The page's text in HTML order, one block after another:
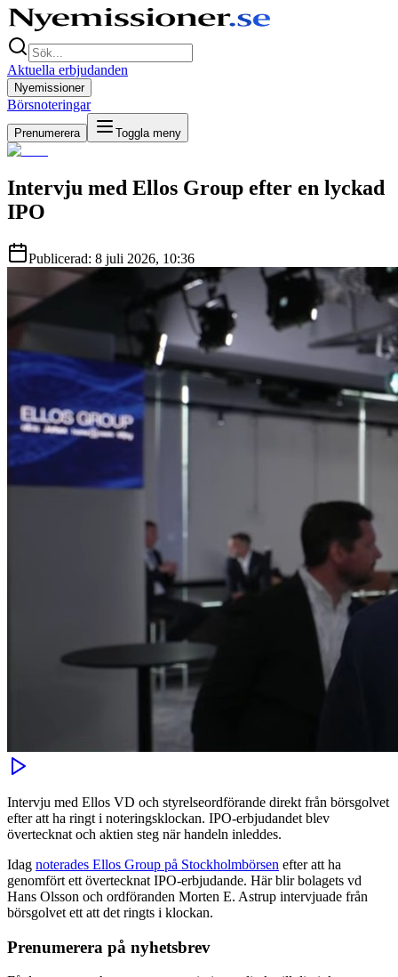
Aktuella erbjudanden
Nyemissioner
Börsnoteringar
Prenumerera Toggla meny
Intervju med Ellos Group efter en lyckad
IPO
Publicerad: 8 juli 2026, 10:36
Intervju med Ellos VD och styrelseordförande direkt från börsgolvet
efter att ha ringt i noteringsklockan. IPO-erbjudandet blev
övertecknat och aktien steg när handeln inleddes.
Idag noterades Ellos Group på Stockholmbörsen efter att ha
genomfört ett övertecknat IPO-erbjudande. Här blir bolagets vd
Hans Olsson och ordföranden Morten E. Astrup intervjuade från
börsgolvet ett att det ringts i klockan.
Prenumerera på nyhetsbrev